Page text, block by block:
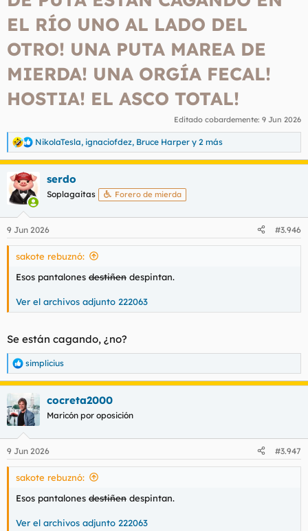
EL RÍO UNO AL LADO DEL
OTRO! UNA PUTA MAREA DE
MIERDA! UNA ORGÍA FECAL!
HOSTIA! EL ASCO TOTAL!
Editado cobardemente: 9 Jun 2026
R
e
a
c
c
i
e
s
NikolaTesla, ignaciofdez, Bruce Harper y 2 más
serdo
Soplagaitas Forero de mierda
9 Jun 2026 #3.946
sakote rebuznó:
Esos pantalones destiñen despintan.
Ver el archivos adjunto 222063
Se están cagando, ¿no?
R
e
a
c
c
i
e
s
simplicius
cocreta2000
Maricón por oposición
9 Jun 2026 #3.947
sakote rebuznó:
Esos pantalones destiñen despintan.
Ver el archivos adjunto 222063